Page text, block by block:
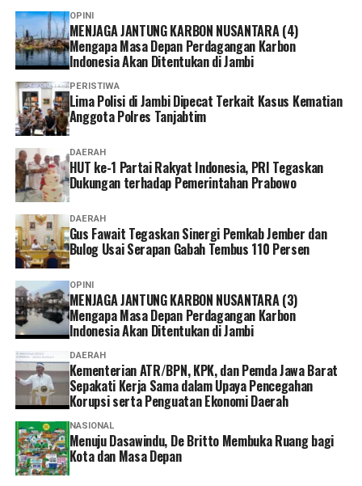
OPINI
MENJAGA JANTUNG KARBON NUSANTARA (4)
Mengapa Masa Depan Perdagangan Karbon
Indonesia Akan Ditentukan di Jambi
PERISTIWA
Lima Polisi di Jambi Dipecat Terkait Kasus Kematian
Anggota Polres Tanjabtim
DAERAH
HUT ke-1 Partai Rakyat Indonesia, PRI Tegaskan
Dukungan terhadap Pemerintahan Prabowo
DAERAH
Gus Fawait Tegaskan Sinergi Pemkab Jember dan
Bulog Usai Serapan Gabah Tembus 110 Persen
OPINI
MENJAGA JANTUNG KARBON NUSANTARA (3)
Mengapa Masa Depan Perdagangan Karbon
Indonesia Akan Ditentukan di Jambi
DAERAH
Kementerian ATR/BPN, KPK, dan Pemda Jawa Barat
Sepakati Kerja Sama dalam Upaya Pencegahan
Korupsi serta Penguatan Ekonomi Daerah
NASIONAL
Menuju Dasawindu, De Britto Membuka Ruang bagi
Kota dan Masa Depan